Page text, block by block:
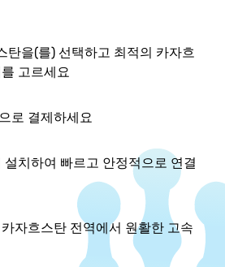
탄을(를) 선택하고 최적의 카자흐
고르세요
로 결제하세요
설치하여 빠르고 안정적으로 연결
자흐스탄 전역에서 원활한 고속